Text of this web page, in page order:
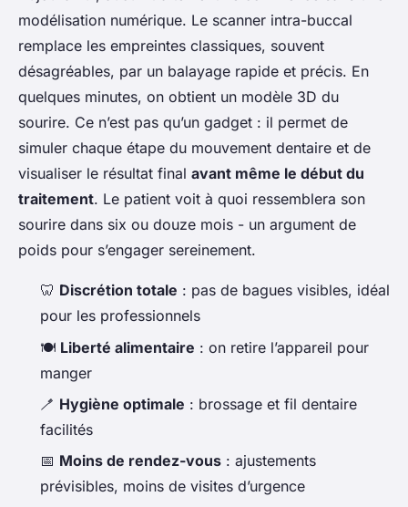
modélisation numérique. Le scanner intra-buccal
remplace les empreintes classiques, souvent
désagréables, par un balayage rapide et précis. En
quelques minutes, on obtient un modèle 3D du
sourire. Ce n’est pas qu’un gadget : il permet de
simuler chaque étape du mouvement dentaire et de
visualiser le résultat final avant même le début du
traitement. Le patient voit à quoi ressemblera son
sourire dans six ou douze mois - un argument de
poids pour s’engager sereinement.
🦷 Discrétion totale : pas de bagues visibles, idéal
pour les professionnels
🍽️ Liberté alimentaire : on retire l’appareil pour
manger
🪥 Hygiène optimale : brossage et fil dentaire
facilités
📅 Moins de rendez-vous : ajustements
prévisibles, moins de visites d’urgence